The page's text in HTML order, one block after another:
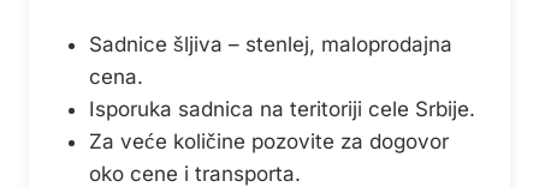
Sadnice šljiva – stenlej, maloprodajna
cena.
Isporuka sadnica na teritoriji cele Srbije.
Za veće količine pozovite za dogovor
oko cene i transporta.